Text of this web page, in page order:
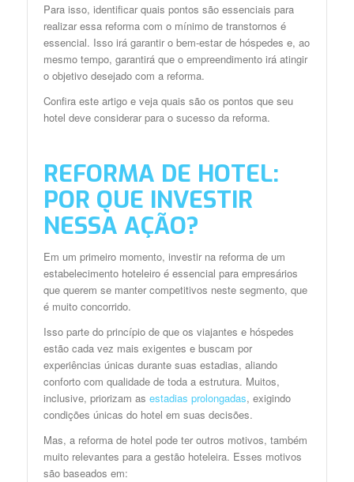
Para isso, identificar quais pontos são essenciais para
realizar essa reforma com o mínimo de transtornos é
essencial. Isso irá garantir o bem-estar de hóspedes e, ao
mesmo tempo, garantirá que o empreendimento irá atingir
o objetivo desejado com a reforma.
Confira este artigo e veja quais são os pontos que seu
hotel deve considerar para o sucesso da reforma.
REFORMA DE HOTEL:
POR QUE INVESTIR
NESSA AÇÃO?
Em um primeiro momento, investir na reforma de um
estabelecimento hoteleiro é essencial para empresários
que querem se manter competitivos neste segmento, que
é muito concorrido.
Isso parte do princípio de que os viajantes e hóspedes
estão cada vez mais exigentes e buscam por
experiências únicas durante suas estadias, aliando
conforto com qualidade de toda a estrutura. Muitos,
inclusive, priorizam as estadias prolongadas, exigindo
condições únicas do hotel em suas decisões.
Mas, a reforma de hotel pode ter outros motivos, também
muito relevantes para a gestão hoteleira. Esses motivos
são baseados em: